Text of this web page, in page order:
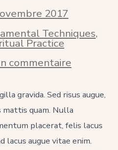
2017
Techniques,
Practice
commentaire
Correct
gravida. Sed risus augue,
quam. Nulla
placerat, felis lacus
augue vitae enim.